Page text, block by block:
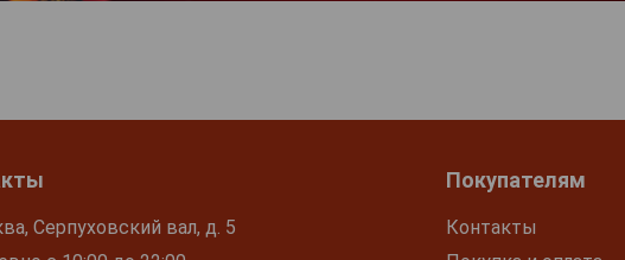
Серпуховский вал, д. 5
Покупателям
Контакты